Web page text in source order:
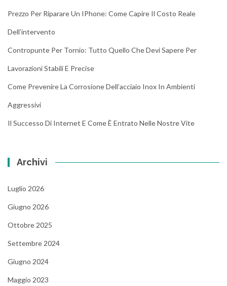
Prezzo Per Riparare Un IPhone: Come Capire Il Costo Reale
Dell’intervento
Contropunte Per Tornio: Tutto Quello Che Devi Sapere Per
Lavorazioni Stabili E Precise
Come Prevenire La Corrosione Dell’acciaio Inox In Ambienti
Aggressivi
Il Successo Di Internet E Come È Entrato Nelle Nostre Vite
Archivi
Luglio 2026
Giugno 2026
Ottobre 2025
Settembre 2024
Giugno 2024
Maggio 2023